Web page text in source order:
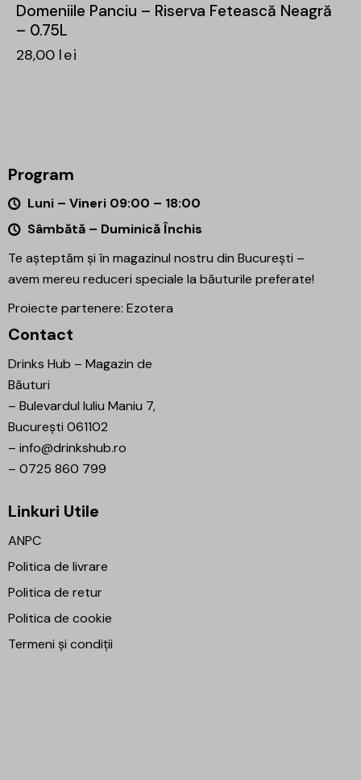
Domeniile Panciu – Riserva Fetească Neagră
– 0.75L
28,00 lei
Program
Luni – Vineri 09:00 – 18:00
Sâmbătă – Duminică Închis
Te așteptăm și în magazinul nostru din București –
avem mereu reduceri speciale la băuturile preferate!
Proiecte partenere: Ezotera
Contact
Drinks Hub – Magazin de
Băuturi
– Bulevardul Iuliu Maniu 7,
București 061102
– info@drinkshub.ro
– 0725 860 799
Linkuri Utile
ANPC
Politica de livrare
Politica de retur
Politica de cookie
Termeni și condiții